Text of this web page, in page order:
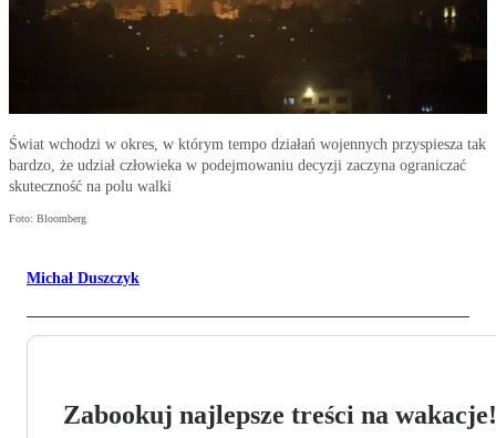
Świat wchodzi w okres, w którym tempo działań wojennych przyspiesza tak
bardzo, że udział człowieka w podejmowaniu decyzji zaczyna ograniczać
skuteczność na polu walki
Foto: Bloomberg
Michał Duszczyk
Zabookuj najlepsze treści na wakacje!